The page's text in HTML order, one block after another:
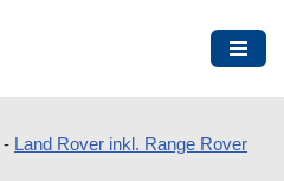
- Land Rover inkl. Range Rover